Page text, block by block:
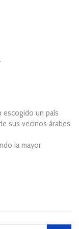
escogido un país
sus vecinos árabes
la mayor